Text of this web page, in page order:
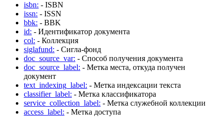
isbn: - ISBN
issn: - ISSN
bbk: - BBK
id: - Идентификатор документа
col: - Коллекция
siglafund: - Сигла-фонд
doc_source_var: - Способ получения документа
doc_source_label: - Метка места, откуда получен
документ
text_indexing_label: - Метка индексации текста
classifier_label: - Метка классификатора
service_collection_label: - Метка служебной коллекции
access_label: - Метка доступа